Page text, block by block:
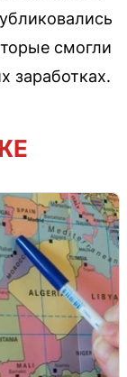
смогли
заработках.